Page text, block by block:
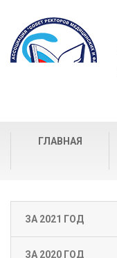
ГЛАВНАЯ
ЗА 2021 ГОД
ЗА 2020 ГОД